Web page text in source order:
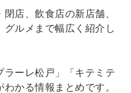
店、飲食店の新店舗、
ルメまで幅広く紹介し
ラーレ松戸」「キテミテ
かる情報まとめです。